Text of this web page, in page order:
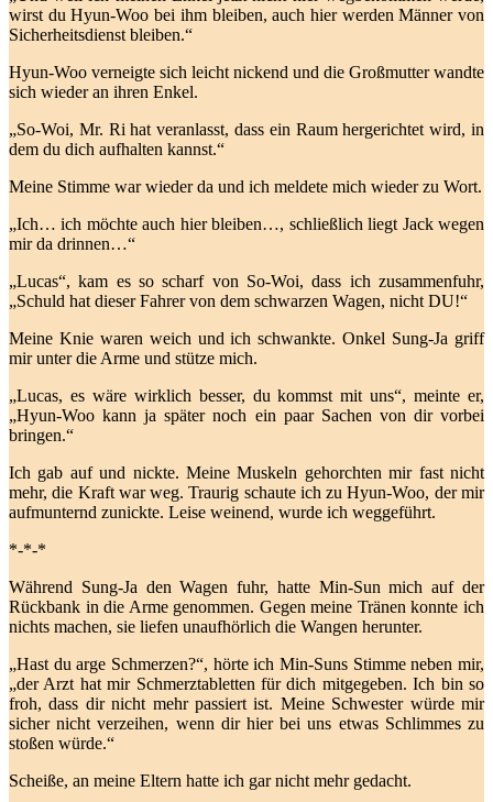
wirst du Hyun-Woo bei ihm bleiben, auch hier werden Männer von
Sicherheitsdienst bleiben.“
Hyun-Woo verneigte sich leicht nickend und die Großmutter wandte
sich wieder an ihren Enkel.
„So-Woi, Mr. Ri hat veranlasst, dass ein Raum hergerichtet wird, in
dem du dich aufhalten kannst.“
Meine Stimme war wieder da und ich meldete mich wieder zu Wort.
„Ich… ich möchte auch hier bleiben…, schließlich liegt Jack wegen
mir da drinnen…“
„Lucas“, kam es so scharf von So-Woi, dass ich zusammenfuhr,
„Schuld hat dieser Fahrer von dem schwarzen Wagen, nicht DU!“
Meine Knie waren weich und ich schwankte. Onkel Sung-Ja griff
mir unter die Arme und stütze mich.
„Lucas, es wäre wirklich besser, du kommst mit uns“, meinte er,
„Hyun-Woo kann ja später noch ein paar Sachen von dir vorbei
bringen.“
Ich gab auf und nickte. Meine Muskeln gehorchten mir fast nicht
mehr, die Kraft war weg. Traurig schaute ich zu Hyun-Woo, der mir
aufmunternd zunickte. Leise weinend, wurde ich weggeführt.
*-*-*
Während Sung-Ja den Wagen fuhr, hatte Min-Sun mich auf der
Rückbank in die Arme genommen. Gegen meine Tränen konnte ich
nichts machen, sie liefen unaufhörlich die Wangen herunter.
„Hast du arge Schmerzen?“, hörte ich Min-Suns Stimme neben mir,
„der Arzt hat mir Schmerztabletten für dich mitgegeben. Ich bin so
froh, dass dir nicht mehr passiert ist. Meine Schwester würde mir
sicher nicht verzeihen, wenn dir hier bei uns etwas Schlimmes zu
stoßen würde.“
Scheiße, an meine Eltern hatte ich gar nicht mehr gedacht.